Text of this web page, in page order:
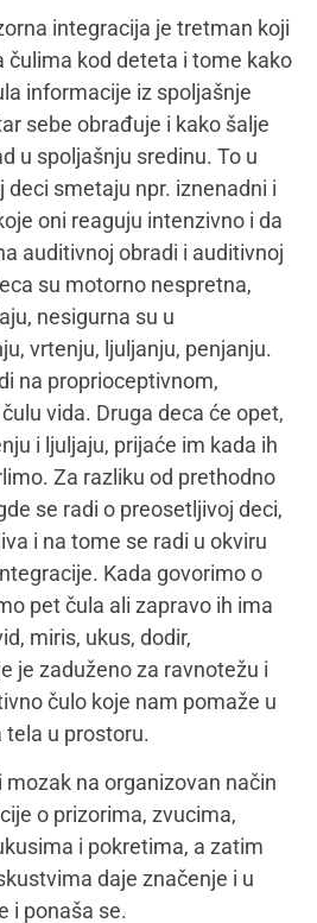
pet čula ali zapravo ih ima
miris, ukus, dodir,
je zaduženo za ravnotežu i
čulo koje nam pomaže u
tela u prostoru.
mozak na organizovan način
o prizorima, zvucima,
i pokretima, a zatim
daje značenje i u
i ponaša se.
na to kako se služimo
primamo iz tela i iz
da bi stvorila sliku
na procese učenja :
(spososbnost adekvatnog
emocionalno
interakcije, igru, motorno
oko ruka, govor, pažnju,
u vremenu i prostoru,
aktivnosti,
prostoriji, senzornoj sobi.
terapeut senzorne
Centru praksa je da je ovaj
kako za dete, tako i za